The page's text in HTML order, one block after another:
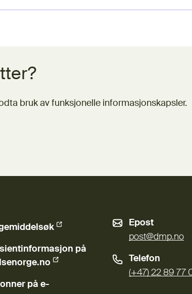
bruk av funksjonelle informasjonskapsler.
lenke)
på
lenke)
på e-
Epost
post@dmp.no
Telefon
(+47) 22 89 77